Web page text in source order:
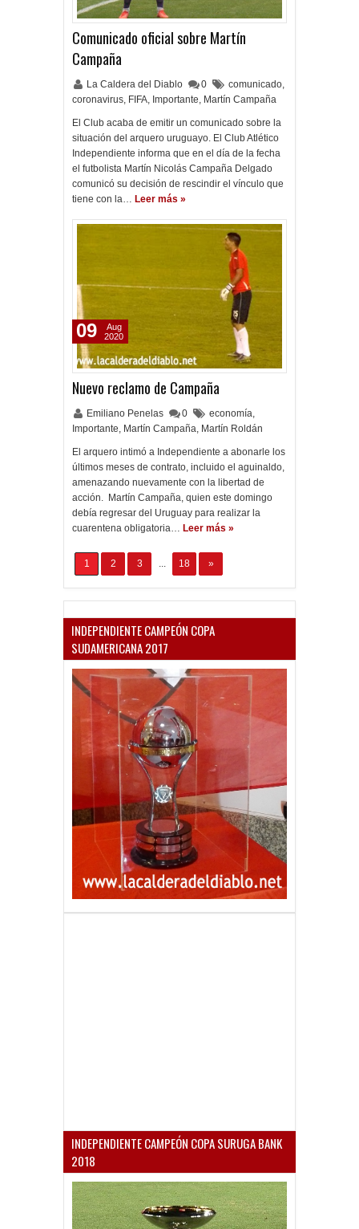
Comunicado oficial sobre Martín
Campaña
La Caldera del Diablo 0 comunicado,
coronavirus, FIFA, Importante, Martín Campaña
El Club acaba de emitir un comunicado sobre la
situación del arquero uruguayo. El Club Atlético
Independiente informa que en el día de la fecha
el futbolista Martín Nicolás Campaña Delgado
comunicó su decisión de rescindir el vínculo que
tiene con la… Leer más »
Nuevo reclamo de Campaña
Emiliano Penelas 0 economía,
Importante, Martín Campaña, Martín Roldán
El arquero intimó a Independiente a abonarle los
últimos meses de contrato, incluido el aguinaldo,
amenazando nuevamente con la libertad de
acción. Martín Campaña, quien este domingo
debía regresar del Uruguay para realizar la
cuarentena obligatoria… Leer más »
09
Aug
2020
1 2 3 ... 18 »
INDEPENDIENTE CAMPEÓN COPA
SUDAMERICANA 2017
INDEPENDIENTE CAMPEÓN COPA SURUGA BANK
2018